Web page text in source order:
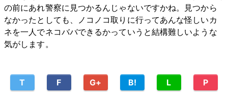
の前にあれ警察に見つかるんじゃないですかね。見つから
なかったとしても、ノコノコ取りに行ってあんな怪しいカ
ネを一人でネコババできるかっていうと結構難しいような
気がします。
T F G+ B! L P